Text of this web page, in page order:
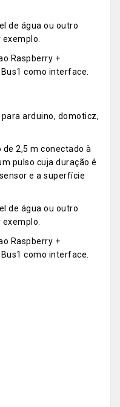
de água ou outro
exemplo.
Raspberry +
como interface.
arduino, domoticz,
2,5 m conectado à
pulso cuja duração é
e a superfície
de água ou outro
exemplo.
Raspberry +
como interface.